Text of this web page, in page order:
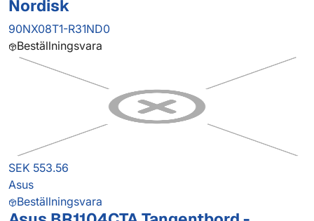
Nordisk
90NX08T1-R31ND0
Beställningsvara
SEK 553.56
Asus
Beställningsvara